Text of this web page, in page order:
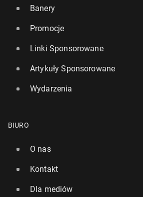
Banery
Promocje
Linki Sponsorowane
Artykuły Sponsorowane
Wydarzenia
BIURO
O nas
Kontakt
Dla mediów